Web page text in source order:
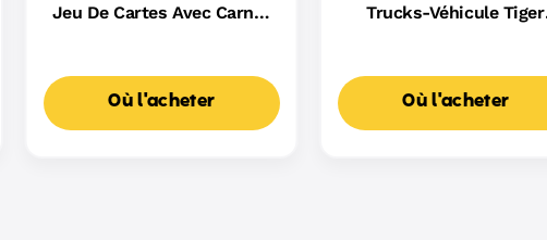
Jeu De Cartes Avec Carnet
Où l'acheter
Trucks-Véhicule Tiger
Où l'acheter